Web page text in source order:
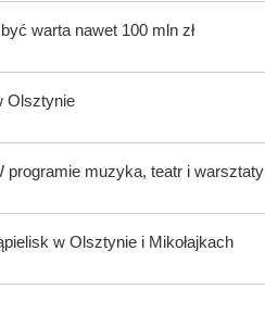
warta nawet 100 mln zł
Olsztynie
programie muzyka, teatr i warsztaty
w Olsztynie i Mikołajkach